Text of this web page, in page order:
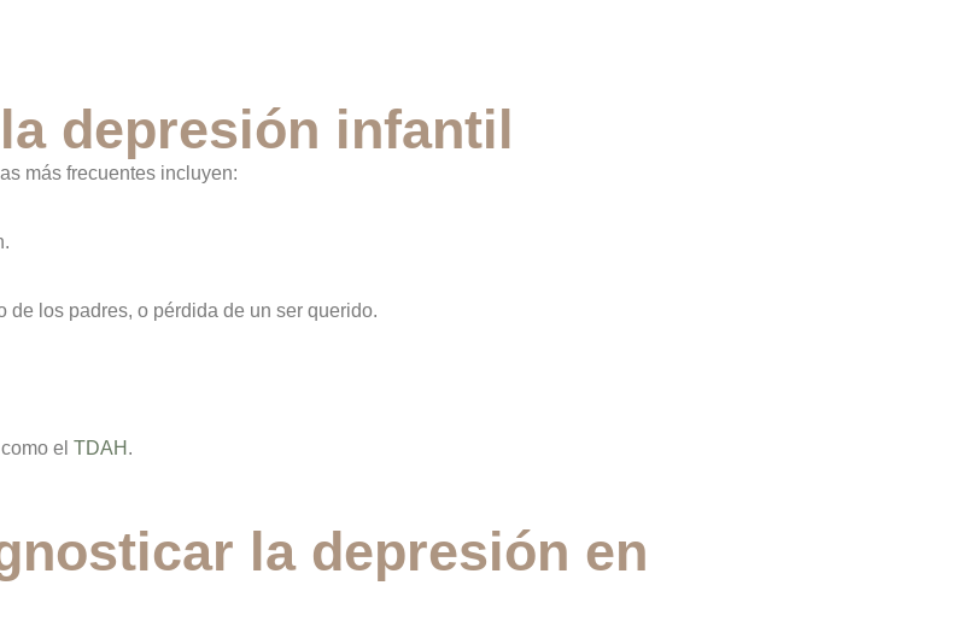
depresión infantil
más frecuentes incluyen:
de los padres, o pérdida de un ser querido.
el TDAH .
la depresión en